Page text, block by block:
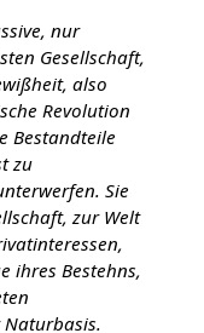
nur
Gesellschaft,
also
Revolution
Bestandteile
zu
Sie
zur Welt
ihres Bestehns,